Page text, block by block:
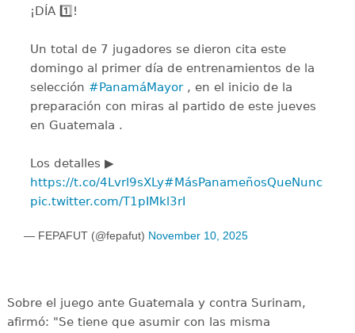
¡DÍA 1️⃣!
Un total de 7 jugadores se dieron cita este
domingo al primer día de entrenamientos de la
selección #PanamáMayor, en el inicio de la
preparación con miras al partido de este jueves
en Guatemala .
Los detalles ▶️
https://t.co/4Lvrl9sXLy#MásPanameñosQueNunca
pic.twitter.com/T1pIMkl3rI
— FEPAFUT (@fepafut) November 10, 2025
Sobre el juego ante Guatemala y contra Surinam,
afirmó: "Se tiene que asumir con las misma